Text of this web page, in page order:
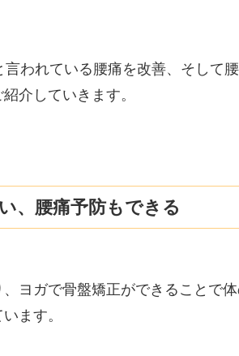
われている腰痛を改善、そして
介していきます。
、腰痛予防もできる
ヨガで骨盤矯正ができることで
ます。